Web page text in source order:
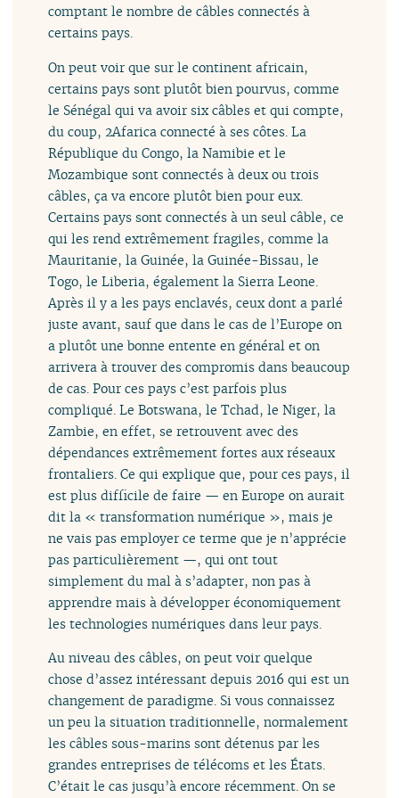
comptant le nombre de câbles connectés à
certains pays.
On peut voir que sur le continent africain,
certains pays sont plutôt bien pourvus, comme
le Sénégal qui va avoir six câbles et qui compte,
du coup, 2Afarica connecté à ses côtes. La
République du Congo, la Namibie et le
Mozambique sont connectés à deux ou trois
câbles, ça va encore plutôt bien pour eux.
Certains pays sont connectés à un seul câble, ce
qui les rend extrêmement fragiles, comme la
Mauritanie, la Guinée, la Guinée-Bissau, le
Togo, le Liberia, également la Sierra Leone.
Après il y a les pays enclavés, ceux dont a parlé
juste avant, sauf que dans le cas de l’Europe on
a plutôt une bonne entente en général et on
arrivera à trouver des compromis dans beaucoup
de cas. Pour ces pays c’est parfois plus
compliqué. Le Botswana, le Tchad, le Niger, la
Zambie, en effet, se retrouvent avec des
dépendances extrêmement fortes aux réseaux
frontaliers. Ce qui explique que, pour ces pays, il
est plus difficile de faire — en Europe on aurait
dit la « transformation numérique », mais je
ne vais pas employer ce terme que je n’apprécie
pas particulièrement —, qui ont tout
simplement du mal à s’adapter, non pas à
apprendre mais à développer économiquement
les technologies numériques dans leur pays.
Au niveau des câbles, on peut voir quelque
chose d’assez intéressant depuis 2016 qui est un
changement de paradigme. Si vous connaissez
un peu la situation traditionnelle, normalement
les câbles sous-marins sont détenus par les
grandes entreprises de télécoms et les États.
C’était le cas jusqu’à encore récemment. On se